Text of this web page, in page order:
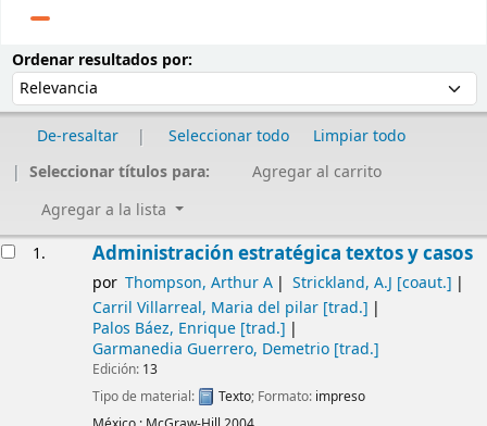
Ordenar resultados por:
De-resaltar Seleccionar todo
Limpiar todo
Seleccionar títulos para:
Agregar al carrito
Agregar a la lista
1. Administración estratégica textos y casos
por Thompson, Arthur A Strickland, A.J [coaut.]
Carril Villarreal, Maria del pilar[trad.]
Palos Báez, Enrique[trad.]
Garmanedia Guerrero, Demetrio[trad.]
Edición: 13
Tipo de material:
Texto; Formato: impreso